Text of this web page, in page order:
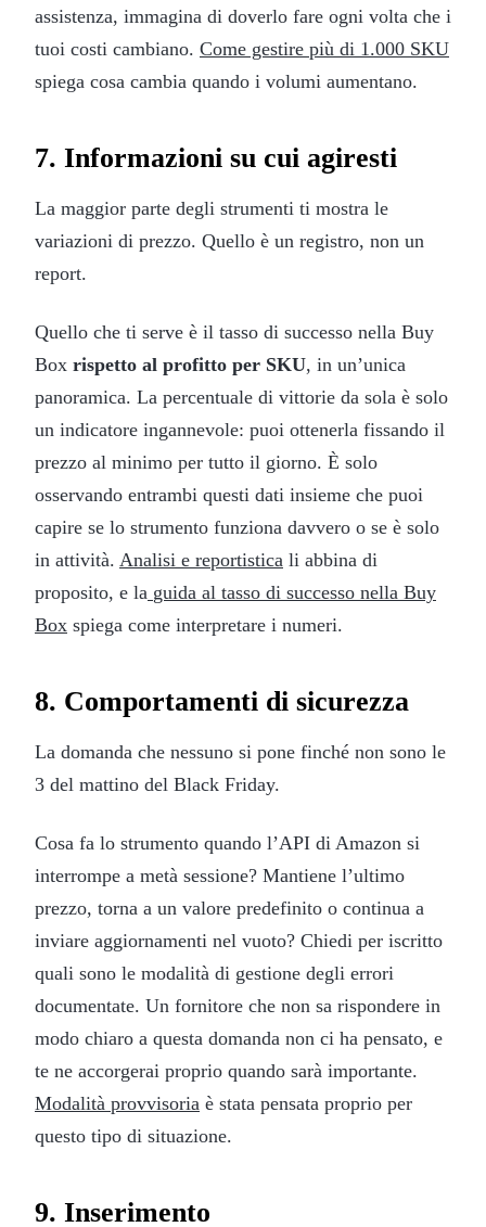
assistenza, immagina di doverlo fare ogni volta che i
tuoi costi cambiano. Come gestire più di 1.000 SKU
spiega cosa cambia quando i volumi aumentano.
7. Informazioni su cui agiresti
La maggior parte degli strumenti ti mostra le
variazioni di prezzo. Quello è un registro, non un
report.
Quello che ti serve è il tasso di successo nella Buy
Box rispetto al profitto per SKU, in un’unica
panoramica. La percentuale di vittorie da sola è solo
un indicatore ingannevole: puoi ottenerla fissando il
prezzo al minimo per tutto il giorno. È solo
osservando entrambi questi dati insieme che puoi
capire se lo strumento funziona davvero o se è solo
in attività. Analisi e reportistica li abbina di
proposito, e la guida al tasso di successo nella Buy
Box spiega come interpretare i numeri.
8. Comportamenti di sicurezza
La domanda che nessuno si pone finché non sono le
3 del mattino del Black Friday.
Cosa fa lo strumento quando l’API di Amazon si
interrompe a metà sessione? Mantiene l’ultimo
prezzo, torna a un valore predefinito o continua a
inviare aggiornamenti nel vuoto? Chiedi per iscritto
quali sono le modalità di gestione degli errori
documentate. Un fornitore che non sa rispondere in
modo chiaro a questa domanda non ci ha pensato, e
te ne accorgerai proprio quando sarà importante.
Modalità provvisoria è stata pensata proprio per
questo tipo di situazione.
9. Inserimento